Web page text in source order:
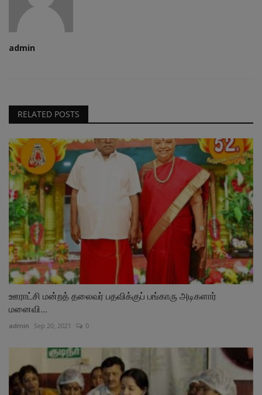
admin
RELATED POSTS
ஊராட்சி மன்றத் தலைவர் பதவிக்குப் பங்காரு அடிகளார்
மனைவி...
admin Sep 20, 2021 0